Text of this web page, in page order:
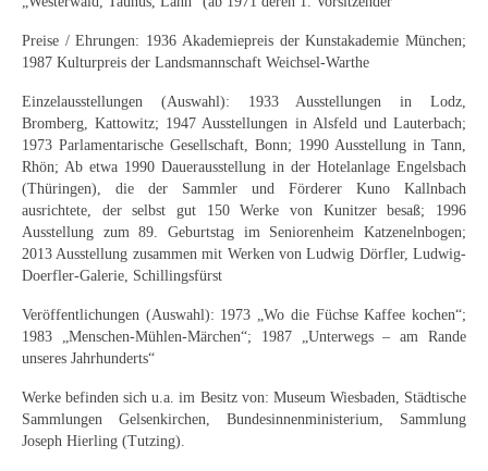
Datenschutz
AGB
Widerruf
Preise / Ehrungen: 1936 Akademiepreis der Kunstakademie München;
1987 Kulturpreis der Landsmannschaft Weichsel-Warthe
Einzelausstellungen (Auswahl): 1933 Ausstellungen in Lodz,
Bromberg, Kattowitz; 1947 Ausstellungen in Alsfeld und Lauterbach;
1973 Parlamentarische Gesellschaft, Bonn; 1990 Ausstellung in Tann,
Rhön; Ab etwa 1990 Dauerausstellung in der Hotelanlage Engelsbach
(Thüringen), die der Sammler und Förderer Kuno Kallnbach
ausrichtete, der selbst gut 150 Werke von Kunitzer besaß; 1996
Ausstellung zum 89. Geburtstag im Seniorenheim Katzenelnbogen;
2013 Ausstellung zusammen mit Werken von Ludwig Dörfler, Ludwig-
Doerfler-Galerie, Schillingsfürst
Veröffentlichungen (Auswahl): 1973 „Wo die Füchse Kaffee kochen“;
1983 „Menschen-Mühlen-Märchen“; 1987 „Unterwegs – am Rande
unseres Jahrhunderts“
Werke befinden sich u.a. im Besitz von: Museum Wiesbaden, Städtische
Sammlungen Gelsenkirchen, Bundesinnenministerium, Sammlung
Joseph Hierling (Tutzing).